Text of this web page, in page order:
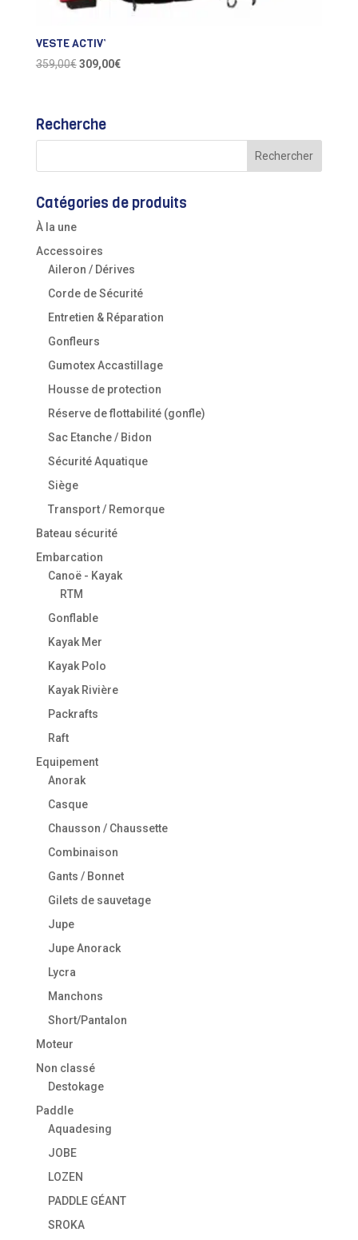
VESTE ACTIV’
359,00€ Le
était :
309,00€Le
Recherche
Catégories de produits
À la une
Accessoires
Aileron / Dérives
Corde de Sécurité
Entretien & Réparation
Gonfleurs
Gumotex Accastillage
Housse de protection
Réserve de flottabilité (gonfle)
Sac Etanche / Bidon
Sécurité Aquatique
Siège
Transport / Remorque
Bateau sécurité
Embarcation
Canoë - Kayak
RTM
Gonflable
Kayak Mer
Kayak Polo
Kayak Rivière
Packrafts
Raft
Equipement
Anorak
Casque
Chausson / Chaussette
Combinaison
Gants / Bonnet
Gilets de sauvetage
Jupe
Jupe Anorack
Lycra
Manchons
Short/Pantalon
Moteur
Non classé
Destokage
Paddle
Aquadesing
JOBE
LOZEN
PADDLE GÉANT
SROKA